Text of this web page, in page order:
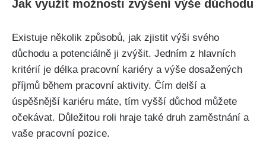
Jak využít možnosti zvýšení výše důchodu
Existuje několik způsobů, jak zjistit výši svého
důchodu a potenciálně ji zvýšit. Jedním z hlavních
kritérií je délka pracovní kariéry a výše dosažených
příjmů během pracovní aktivity. Čím delší a
úspěšnější kariéru máte, tím vyšší důchod můžete
očekávat. Důležitou roli hraje také druh zaměstnání a
vaše pracovní pozice.